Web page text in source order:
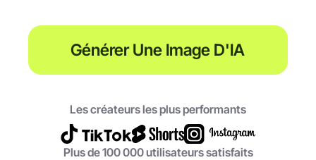
Générer Une Image D'IA
Les créateurs les plus performants
Plus de 100 000 utilisateurs satisfaits